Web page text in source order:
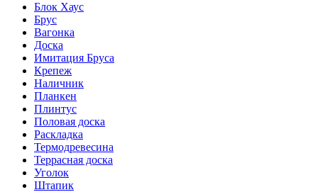
Блок Хаус
Брус
Вагонка
Доска
Имитация Бруса
Крепеж
Наличник
Планкен
Плинтус
Половая доска
Раскладка
Термодревесина
Террасная доска
Уголок
Штапик